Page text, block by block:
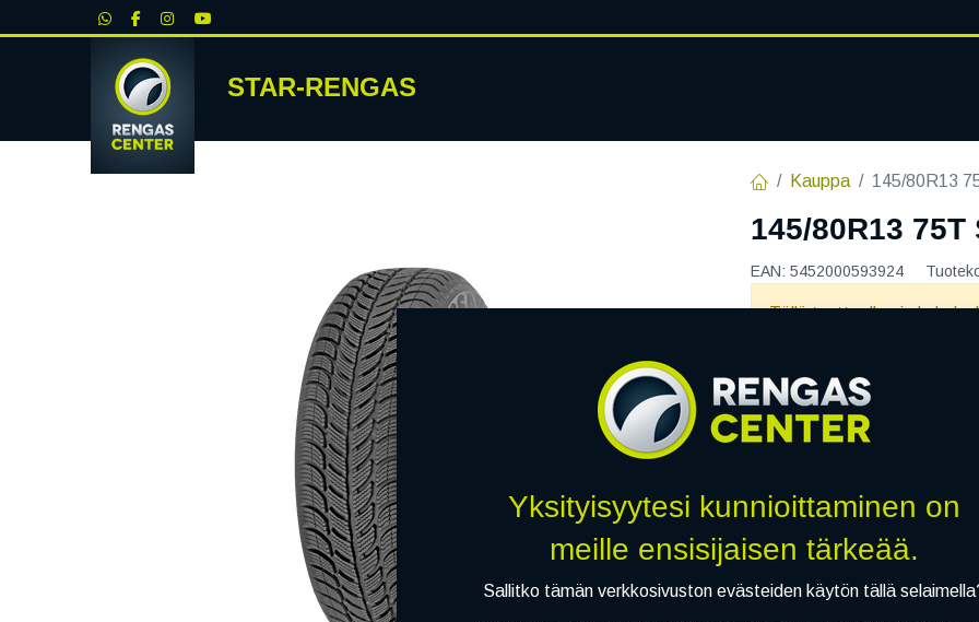
STAR-RENGAS
Kauppa 145/80R13
145/80R13 75T
EAN: 5452000593924
Tällä tuotteella ei ole
Jaa
Toimitusehdot
Yksityisyytesi kunnioittaminen on
meille ensisijaisen tärkeää.
Sallitko tämän verkkosivuston evästeiden käytön tällä